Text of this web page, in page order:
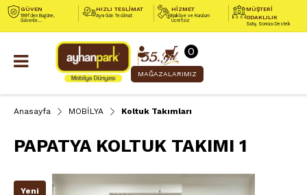
GÜVEN
1991’den Bugüne,
Güvenle...
HIZLI TESLİMAT
Aynı Gün Teslimat
HİZMET
Nakliye ve Kurulum
Ücretsiz
MÜŞTERİ
ODAKLILIK
Satış Sonrası Destek
0
MAĞAZALARIMIZ
Anasayfa MOBİLYA Koltuk Takımları
PAPATYA KOLTUK TAKIMI 1
Yeni